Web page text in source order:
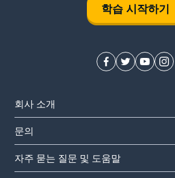
학습 시작하기
회사 소개
문의
자주 묻는 질문 및 도움말